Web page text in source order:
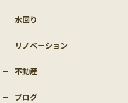
水回り
リノベーション
不動産
ブログ